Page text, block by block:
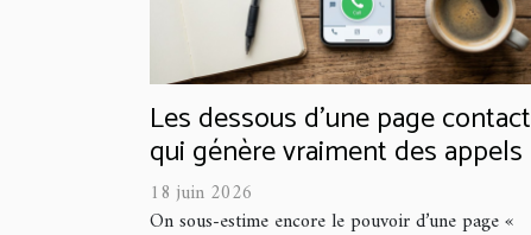
Les dessous d’une page contact
qui génère vraiment des appels
18 juin 2026
On sous-estime encore le pouvoir d’une page «